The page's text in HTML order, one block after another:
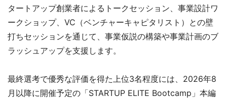
タートアップ創業者によるトークセッション、事業設計ワ
ークショップ、VC（ベンチャーキャピタリスト）との壁
打ちセッションを通じて、事業仮説の構築や事業計画のブ
ラッシュアップを支援します。
最終選考で優秀な評価を得た上位3名程度には、2026年8
月以降に開催予定の「STARTUP ELITE Bootcamp」本編